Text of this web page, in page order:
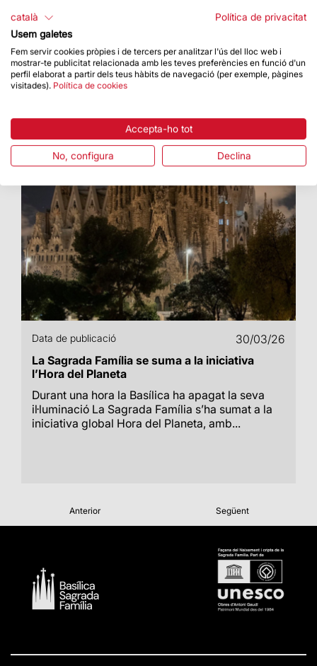
Amb accés lliure
Data de publicació
30/03/26
La Sagrada Família se suma a la iniciativa
l’Hora del Planeta
Durant una hora la Basílica ha apagat la seva
il·luminació La Sagrada Família s’ha sumat a la
iniciativa global Hora del Planeta, amb...
Anterior Següent
català
Política de privacitat
Usem galetes
Fem servir cookies pròpies i de tercers per analitzar l'ús del lloc web i
mostrar-te publicitat relacionada amb les teves preferències en funció d'un
perfil elaborat a partir dels teus hàbits de navegació (per exemple, pàgines
visitades). Política de cookies
Accepta-ho tot
No, configura Declina